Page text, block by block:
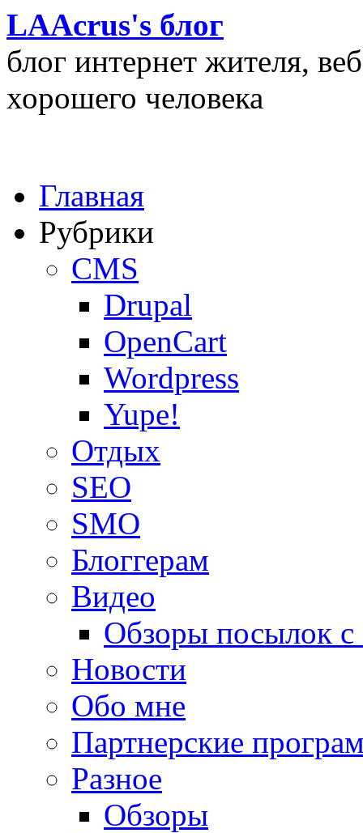
LAAcrus's блог
блог интернет жителя,
хорошего человека
Главная
Рубрики
CMS
Drupal
OpenCart
Wordpress
Yupe!
Oтдых
SEO
SMO
Блоггерам
Видео
Обзоры посылок с
Новости
Обо мне
Партнерские
Разное
Обзоры